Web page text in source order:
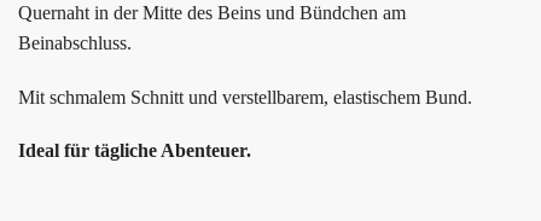
Quernaht in der Mitte des Beins und Bündchen am
Beinabschluss.
Mit schmalem Schnitt und verstellbarem, elastischem Bund.
Ideal für tägliche Abenteuer.